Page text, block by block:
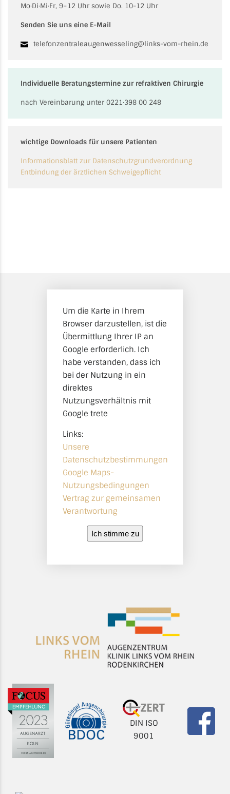
Mo·Di·Mi·Fr, 9−12 Uhr sowie Do. 10-12 Uhr
Senden Sie uns eine E-Mail
telefonzentraleaugenwesseling@links-vom-rhein.de
Individuelle Beratungstermine zur refraktiven Chirurgie
nach Vereinbarung unter 0221·398 00 248
wichtige Downloads für unsere Patienten
Informationsblatt zur Datenschutzgrundverordnung
Entbindung der ärztlichen Schweigepflicht
Um die Karte in Ihrem
Browser darzustellen, ist die
Übermittlung Ihrer IP an
Google erforderlich. Ich
habe verstanden, dass ich
bei der Nutzung in ein
direktes
Nutzungsverhältnis mit
Google trete
Links:
Unsere
Datenschutzbestimmungen
Google Maps-
Nutzungsbedingungen
Vertrag zur gemeinsamen
Verantwortung
Ich stimme zu
DIN ISO
9001